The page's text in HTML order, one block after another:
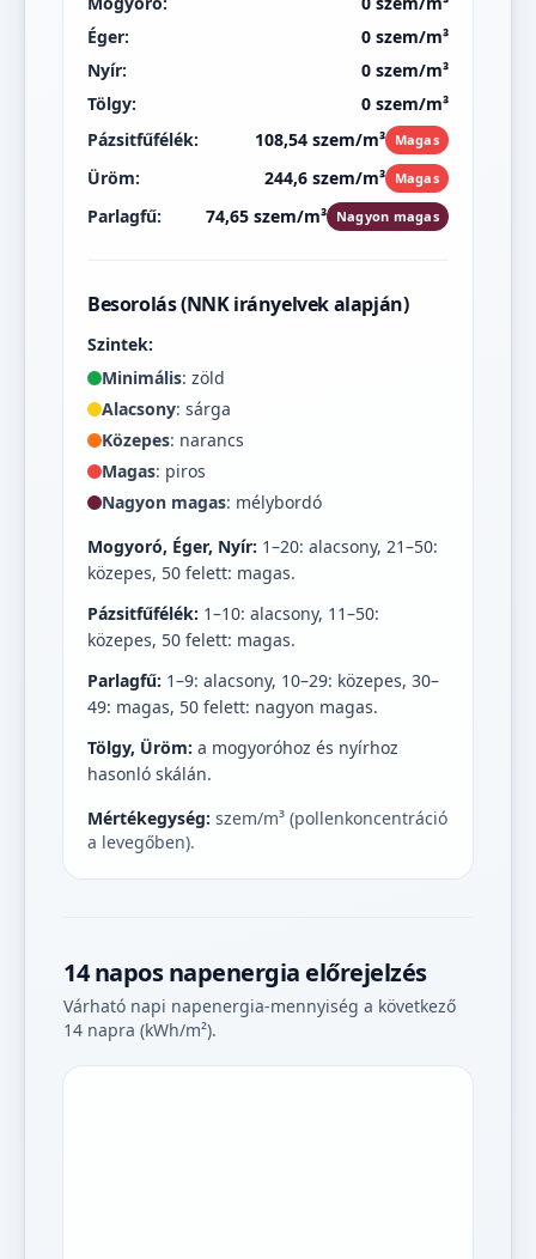
Éger:
0 szem/m³
Nyír:
0 szem/m³
Tölgy:
0 szem/m³
Pázsitfűfélék:
108,54 szem/m³ Magas
Üröm: 244,6 szem/m³ Magas
Parlagfű: 74,65 szem/m³ Nagyon magas
Besorolás (NNK irányelvek alapján)
Szintek:
Minimális: zöld
Alacsony: sárga
Közepes: narancs
Magas: piros
Nagyon magas: mélybordó
Mogyoró, Éger, Nyír: 1–20: alacsony, 21–50:
közepes, 50 felett: magas.
Pázsitfűfélék: 1–10: alacsony, 11–50:
közepes, 50 felett: magas.
Parlagfű: 1–9: alacsony, 10–29: közepes, 30–
49: magas, 50 felett: nagyon magas.
Tölgy, Üröm: a mogyoróhoz és nyírhoz
hasonló skálán.
Mértékegység: szem/m³ (pollenkoncentráció
a levegőben).
14 napos napenergia előrejelzés
Várható napi napenergia-mennyiség a következő
14 napra (kWh/m²).